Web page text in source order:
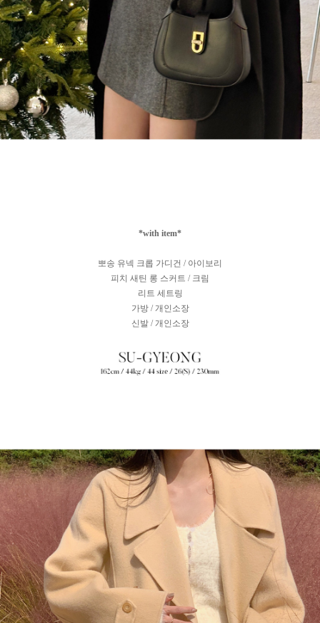
*with item*
뽀송 유넥 크롭 가디건 / 아이보리
피치 새틴 롱 스커트 / 크림
리트 세트링
가방 / 개인소장
신발 / 개인소장